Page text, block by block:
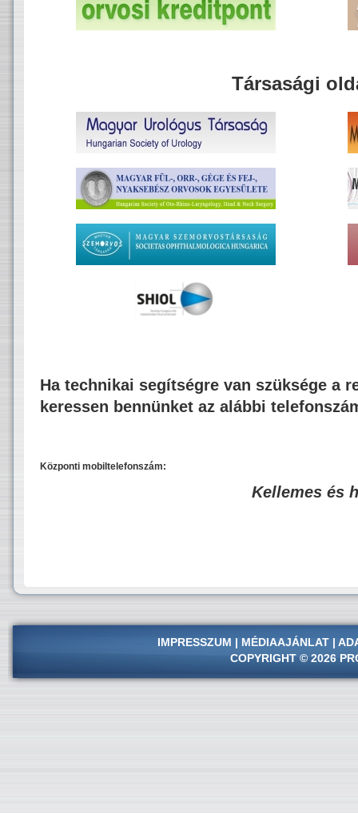
Társasági
Ha technikai segítségre van szüksége a
keressen bennünket az alábbi
Központi mobiltelefonszám:
Kellemes és
IMPRESSZUM | MÉDIAAJÁNLAT |
COPYRIGHT © 2026